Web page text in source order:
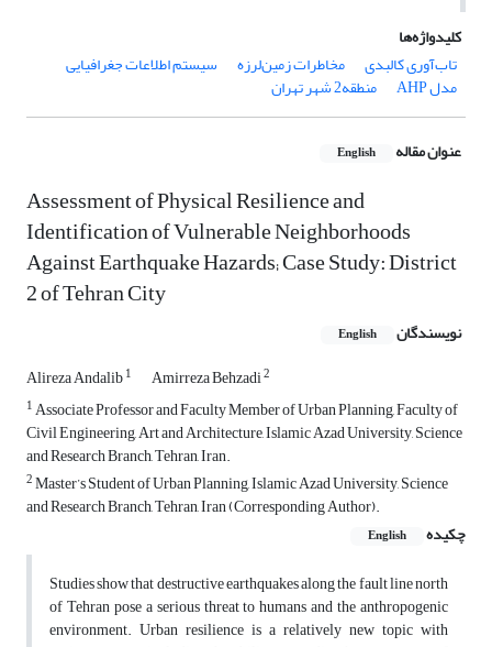
کلیدواژه‌ها
تاب‌آوری کالبدی
مخاطرات زمین‌لرزه سیستم اطلاعات جغرافیایی
مدل AHP منطقه2 شهر تهران
عنوان مقاله English
Assessment of Physical Resilience and
Identification of Vulnerable Neighborhoods
Against Earthquake Hazards; Case Study: District
2 of Tehran City
نویسندگان English
Alireza Andalib1 Amirreza Behzadi2
1Associate Professor and Faculty Member of Urban Planning, Faculty of
Civil Engineering, Art and Architecture, Islamic Azad University, Science
and Research Branch, Tehran, Iran.
2Master’s Student of Urban Planning, Islamic Azad University, Science
and Research Branch, Tehran, Iran (Corresponding Author).
چکیده
English
Studies show that destructive earthquakes along the fault line north
of Tehran pose a serious threat to humans and the anthropogenic
environment. Urban resilience is a relatively new topic with